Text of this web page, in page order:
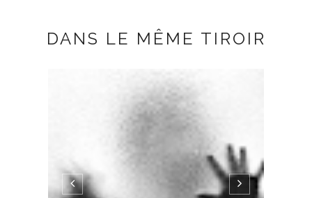
DANS LE MÊME TIROIR